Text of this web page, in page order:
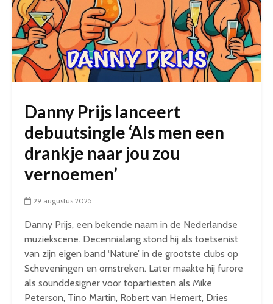
Danny Prijs lanceert
debuutsingle ‘Als men een
drankje naar jou zou
vernoemen’
29 augustus 2025
Danny Prijs, een bekende naam in de Nederlandse
muziekscene. Decennialang stond hij als toetsenist
van zijn eigen band ‘Nature’ in de grootste clubs op
Scheveningen en omstreken. Later maakte hij furore
als sounddesigner voor topartiesten als Mike
Peterson, Tino Martin, Robert van Hemert, Dries